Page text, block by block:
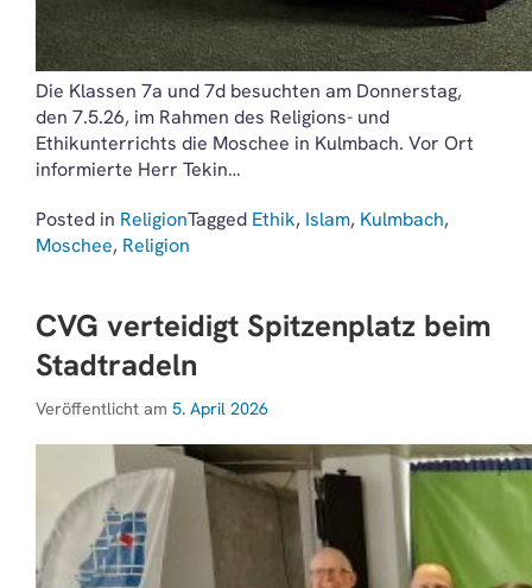
Die Klassen 7a und 7d besuchten am Donnerstag,
den 7.5.26, im Rahmen des Religions- und
Ethikunterrichts die Moschee in Kulmbach. Vor Ort
informierte Herr Tekin…
Posted in ReligionTagged Ethik, Islam, Kulmbach,
Moschee, Religion
CVG verteidigt Spitzenplatz beim
Stadtradeln
Veröffentlicht am 5. April 2026